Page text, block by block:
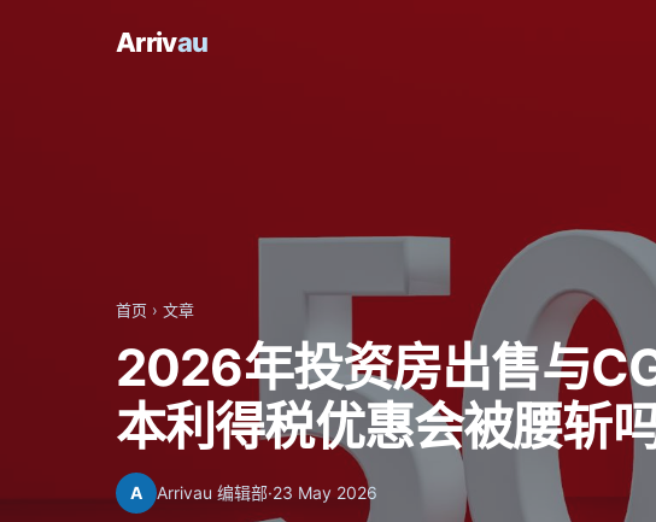
Arrivau
首页 › 文章
2026年投资房出售与
本利得税优惠会被腰斩吗
A Arrivau 编辑部·23 May 2026